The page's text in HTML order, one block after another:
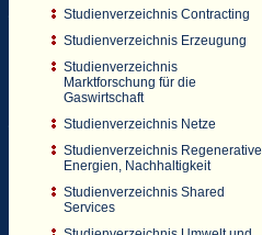
Studienverzeichnis Contracting
Studienverzeichnis Erzeugung
Studienverzeichnis
Marktforschung für die
Gaswirtschaft
Studienverzeichnis Netze
Studienverzeichnis Regenerative
Energien, Nachhaltigkeit
Studienverzeichnis Shared
Services